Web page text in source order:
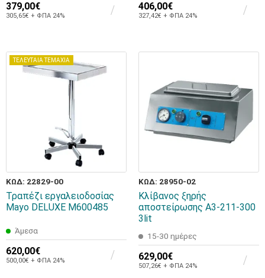
379,00€
305,65€ + ΦΠΑ 24%
406,00€
327,42€ + ΦΠΑ 24%
ΤΕΛΕΥΤΑΙΑ ΤΕΜΑΧΙΑ
ΚΩΔ: 22829-00
Τραπέζι εργαλειοδοσίας
Mayo DELUXE M600485
Άμεσα
620,00€
500,00€ + ΦΠΑ 24%
ΚΩΔ: 28950-02
Κλίβανος ξηρής
αποστείρωσης A3-211-300
3lit
15-30 ημέρες
629,00€
507,26€ + ΦΠΑ 24%